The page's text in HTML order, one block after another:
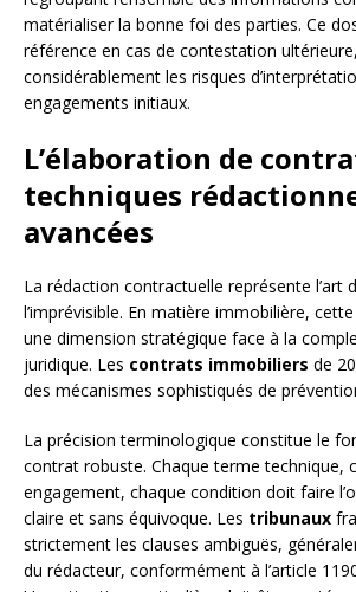
matérialiser la bonne foi des parties. Ce
référence en cas de contestation
considérablement les risques
engagements initiaux.
L’élaboration de
techniques
avancées
La rédaction contractuelle représente l’art
l’imprévisible. En matière immobilière,
une dimension stratégique face à la
juridique. Les contrats immobiliers de
des mécanismes sophistiqués de
La précision terminologique constitue le
contrat robuste. Chaque terme technique,
engagement, chaque condition doit faire
claire et sans équivoque. Les tribunaux
strictement les clauses ambiguës,
du rédacteur, conformément à l’article